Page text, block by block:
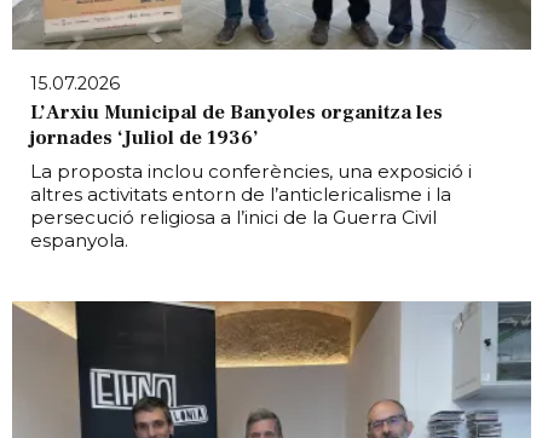
15.07.2026
L’Arxiu Municipal de Banyoles organitza les
jornades ‘Juliol de 1936’
La proposta inclou conferències, una exposició i
altres activitats entorn de l’anticlericalisme i la
persecució religiosa a l’inici de la Guerra Civil
espanyola.